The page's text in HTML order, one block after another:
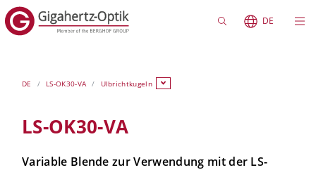
DE
DE LS-OK30-VA Ulbrichtkugeln
LS-OK30-VA
Variable Blende zur Verwendung mit der LS-